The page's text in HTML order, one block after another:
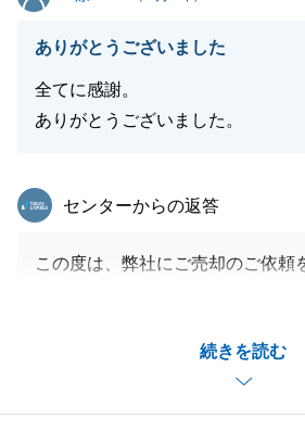
ありがとうございました
全てに感謝。
ありがとうございました。
続きを読む
東急リバブル
センターからの返答
この度は、弊社にご売却のご依頼
が、ご契約前から何度もお打合せ
ご協力頂きましたお陰で、無事お
が出来ました。